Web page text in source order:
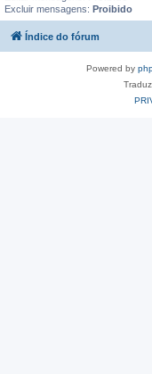
Excluir mensagens: Proibido
Índice do fórum
Powered by